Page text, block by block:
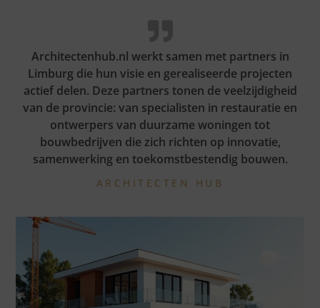
Architectenhub.nl werkt samen met partners in
Limburg die hun visie en gerealiseerde projecten
actief delen. Deze partners tonen de veelzijdigheid
van de provincie: van specialisten in restauratie en
ontwerpers van duurzame woningen tot
bouwbedrijven die zich richten op innovatie,
samenwerking en toekomstbestendig bouwen.
ARCHITECTEN HUB